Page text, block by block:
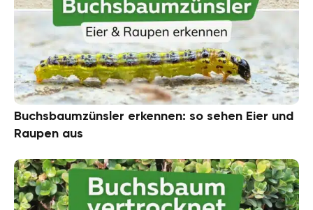
Buchsbaumzünsler erkennen: so sehen Eier und
Raupen aus